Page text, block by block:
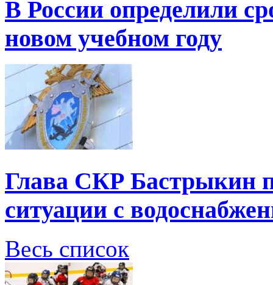
В России определили
новом учебном году
Глава СКР Бастрыкин
ситуации с
Весь список